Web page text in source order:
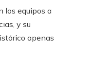
los equipos a
y su
apenas